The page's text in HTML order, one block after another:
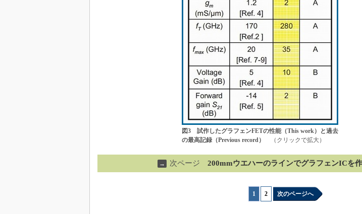
図3 試作したグラフェンFETの性能（This work）と過去
の最高記録（Previous record）
（クリックで拡大）
→ 次ページ 200mmウエハーのラインでグラフェンICを
1 2 次のページへ